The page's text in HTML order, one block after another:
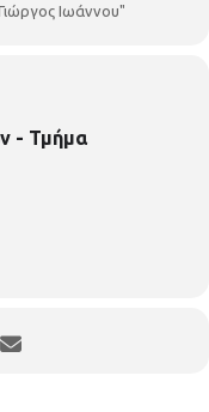
Ιωάννου"
- Τμήμα